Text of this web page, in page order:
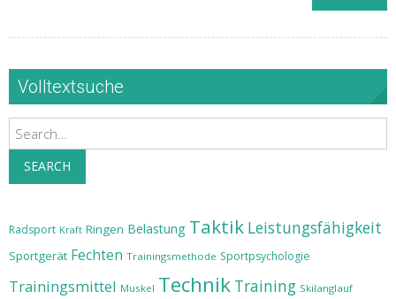
Volltextsuche
Search
SEARCH
Radsport Kraft Ringen Belastung Taktik Leistungsfähigkeit
Sportgerät Fechten Trainingsmethode Sportpsychologie
Trainingsmittel Muskel Technik Training Skilanglauf